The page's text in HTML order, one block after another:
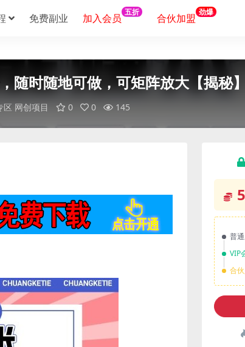
免费副业 加入会员 五折 合伙加盟 劲爆
随时随地可做，可矩阵放大【揭秘】
区 网创项目 0 0 145
普
VIP
合